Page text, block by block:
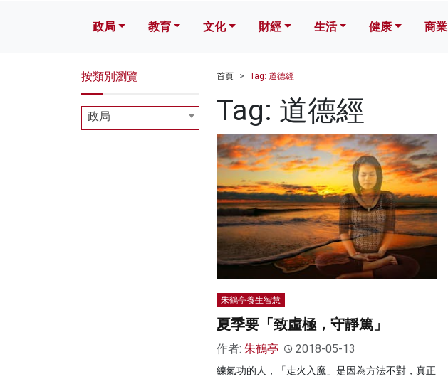
政局 教育 文化 財經 生活 健康 商業
首頁 Tag: 道德經
Tag: 道德經
朱鶴亭養生智慧
夏季要「致虛極，守靜篤」
作者: 朱鶴亭 2018-05-13
練氣功的人，「走火入魔」是因為方法不對，真正
按類別瀏覽
政局